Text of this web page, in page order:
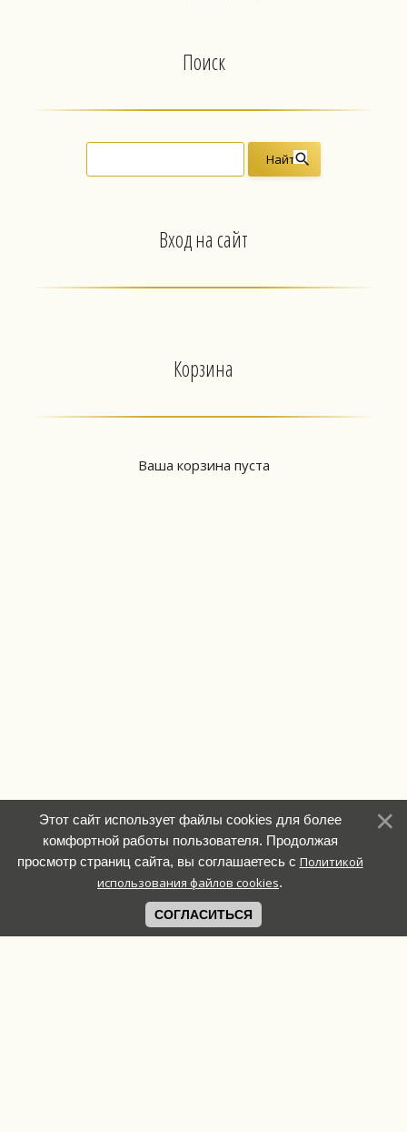
Поиск
Вход на сайт
Корзина
Ваша корзина пуста
Этот сайт использует файлы cookies для более
комфортной работы пользователя. Продолжая
просмотр страниц сайта, вы соглашаетесь с Политикой
использования файлов cookies.
СОГЛАСИТЬСЯ